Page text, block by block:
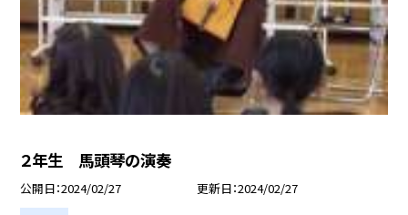
２年生 馬頭琴の演奏
公開日 2024/02/27 更新日 2024/02/27